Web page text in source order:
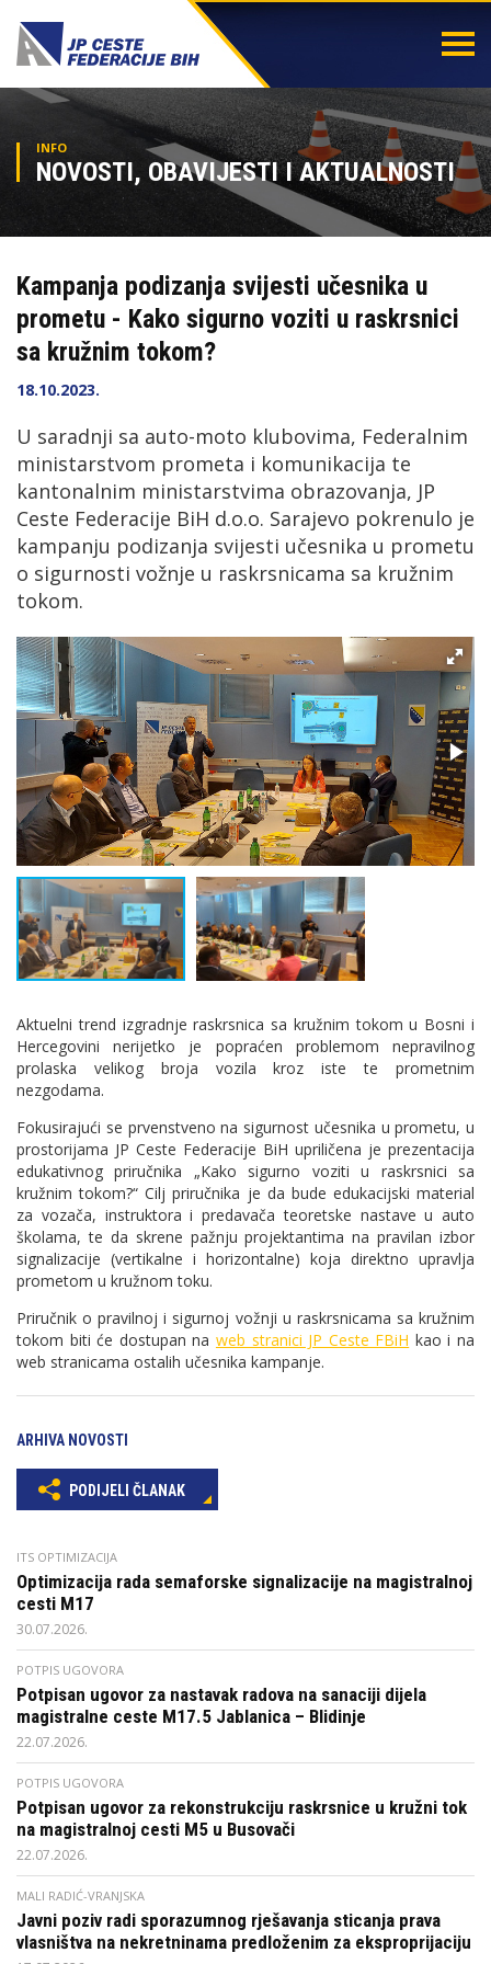
INFO
NOVOSTI, OBAVIJESTI I AKTUALNOSTI
Kampanja podizanja svijesti učesnika u
prometu - Kako sigurno voziti u raskrsnici
sa kružnim tokom?
18.10.2023.
U saradnji sa auto-moto klubovima, Federalnim
ministarstvom prometa i komunikacija te
kantonalnim ministarstvima obrazovanja, JP
Ceste Federacije BiH d.o.o. Sarajevo pokrenulo je
kampanju podizanja svijesti učesnika u prometu
o sigurnosti vožnje u raskrsnicama sa kružnim
tokom.
Aktuelni trend izgradnje raskrsnica sa kružnim tokom u Bosni i
Hercegovini nerijetko je popraćen problemom nepravilnog
prolaska velikog broja vozila kroz iste te prometnim
nezgodama.
Fokusirajući se prvenstveno na sigurnost učesnika u prometu, u
prostorijama JP Ceste Federacije BiH upriličena je prezentacija
edukativnog priručnika „Kako sigurno voziti u raskrsnici sa
kružnim tokom?“ Cilj priručnika je da bude edukacijski material
za vozača, instruktora i predavača teoretske nastave u auto
školama, te da skrene pažnju projektantima na pravilan izbor
signalizacije (vertikalne i horizontalne) koja direktno upravlja
prometom u kružnom toku.
Priručnik o pravilnoj i sigurnoj vožnji u raskrsnicama sa kružnim
tokom biti će dostupan na web stranici JP Ceste FBiH kao i na
web stranicama ostalih učesnika kampanje.
ARHIVA NOVOSTI
PODIJELI ČLANAK
ITS OPTIMIZACIJA
Optimizacija rada semaforske signalizacije na magistralnoj
cesti M17
30.07.2026.
POTPIS UGOVORA
Potpisan ugovor za nastavak radova na sanaciji dijela
magistralne ceste M17.5 Jablanica – Blidinje
22.07.2026.
POTPIS UGOVORA
Potpisan ugovor za rekonstrukciju raskrsnice u kružni tok
na magistralnoj cesti M5 u Busovači
22.07.2026.
MALI RADIĆ-VRANJSKA
Javni poziv radi sporazumnog rješavanja sticanja prava
vlasništva na nekretninama predloženim za eksproprijaciju